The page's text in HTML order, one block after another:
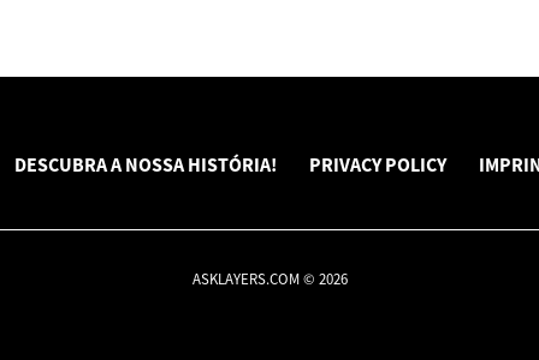
DESCUBRA A NOSSA HISTÓRIA! PRIVACY POLICY
ASKLAYERS.COM © 2026